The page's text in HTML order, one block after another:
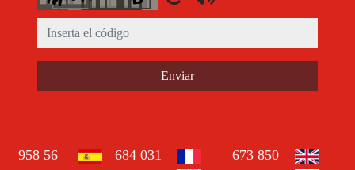
Enviar
958 56
684 031
673 850